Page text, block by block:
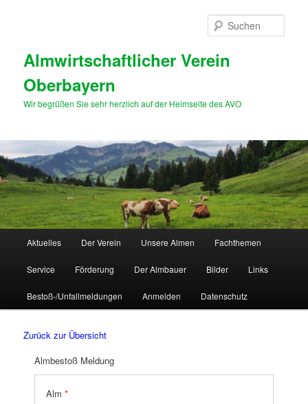
Almwirtschaftlicher Verein
Oberbayern
Wir begrüßen Sie sehr herzlich auf der Heimseite des AVO
Aktuelles Der Verein Unsere Almen Fachthemen
Service Förderung Der Almbauer Bilder Links
Bestoß-/Unfallmeldungen Anmelden Datenschutz
Zurück zur Übersicht
Almbestoß Meldung
Alm*